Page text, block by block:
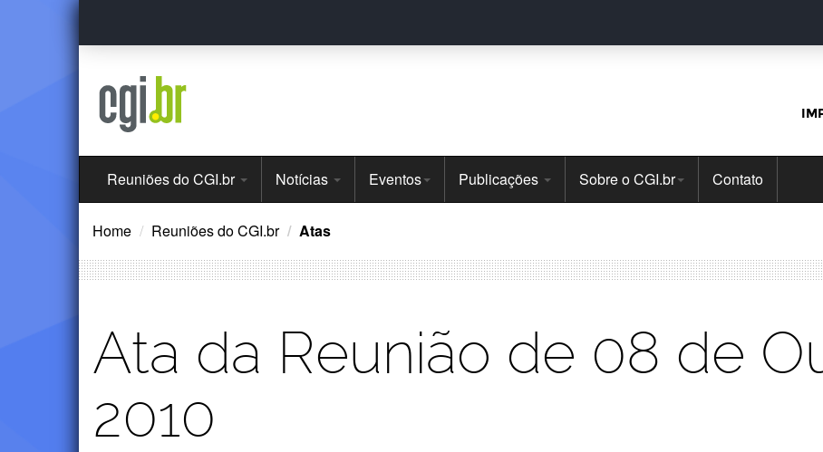
Ir
o
Menu
Principal
Reuniões do CGI.br Notícias Eventos Publicações Sobre o CGI.br Contato
Home Reuniões do CGI.br Atas
Ata da Reunião de 08 de
2010